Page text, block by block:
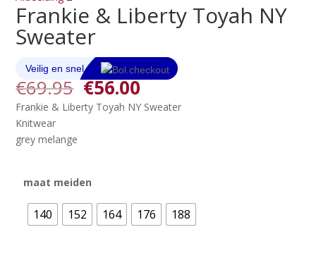
Frankie & Liberty Toyah NY
Sweater
€69.95 Oorspronkelijke
prijs
was:
€56.00Huidige
prijs
is:
Frankie & Liberty Toyah NY Sweater
Knitwear
grey melange
maat meiden
140 152 164 176 188